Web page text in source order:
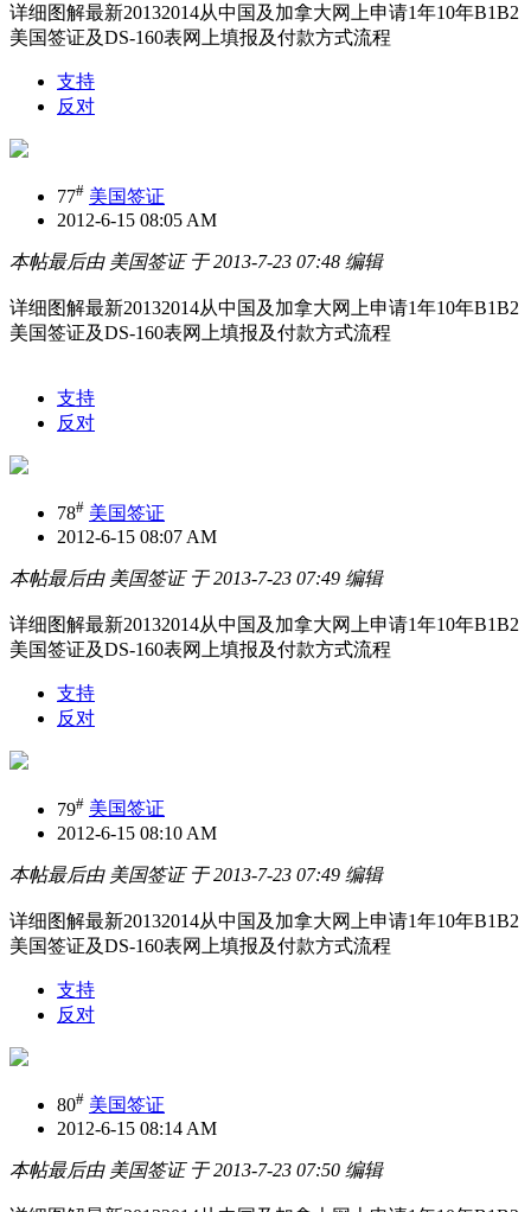
详细图解最新20132014从中国及加拿大网上申请1年10年B1B2
美国签证及DS-160表网上填报及付款方式流程
支持
反对
77# 美国签证
2012-6-15 08:05 AM
本帖最后由 美国签证 于 2013-7-23 07:48 编辑
详细图解最新20132014从中国及加拿大网上申请1年10年B1B2
美国签证及DS-160表网上填报及付款方式流程
支持
反对
78# 美国签证
2012-6-15 08:07 AM
本帖最后由 美国签证 于 2013-7-23 07:49 编辑
详细图解最新20132014从中国及加拿大网上申请1年10年B1B2
美国签证及DS-160表网上填报及付款方式流程
支持
反对
79# 美国签证
2012-6-15 08:10 AM
本帖最后由 美国签证 于 2013-7-23 07:49 编辑
详细图解最新20132014从中国及加拿大网上申请1年10年B1B2
美国签证及DS-160表网上填报及付款方式流程
支持
反对
80# 美国签证
2012-6-15 08:14 AM
本帖最后由 美国签证 于 2013-7-23 07:50 编辑